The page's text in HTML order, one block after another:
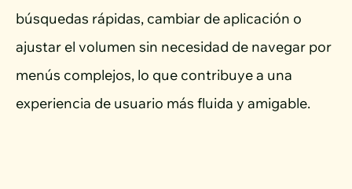
búsquedas rápidas, cambiar de aplicación o
ajustar el volumen sin necesidad de navegar por
menús complejos, lo que contribuye a una
experiencia de usuario más fluida y amigable.